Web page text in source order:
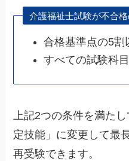
介護福祉士試験が不合
合格基準点の5割
すべての試験科
上記2つの条件を満た
定技能」に変更して最
再受験できます。